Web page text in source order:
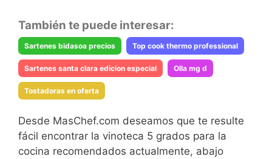
También te puede interesar:
Sartenes bidasoa precios Top cook thermo professional
Sartenes santa clara edicion especial Olla mg d
Tostadoras en oferta
Desde MasChef.com deseamos que te resulte
fácil encontrar la vinoteca 5 grados para la
cocina recomendados actualmente, abajo